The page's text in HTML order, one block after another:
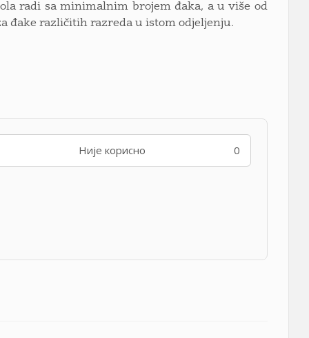
radi sa minimalnim brojem đaka, a u više od
đake različitih razreda u istom odjeljenju.
Није корисно 0